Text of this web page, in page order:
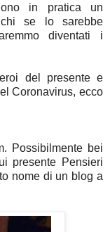
in pratica un
se lo sarebbe
diventati i
del presente e
Coronavirus, ecco
Possibilmente bei
presente Pensieri
nome di un blog a